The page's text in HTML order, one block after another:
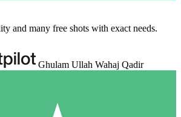
and many free shots with exact needs.
Ghulam Ullah Wahaj Qadir